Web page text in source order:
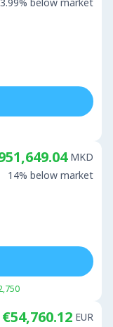
MKD
14% below market
€54,760.12 EUR